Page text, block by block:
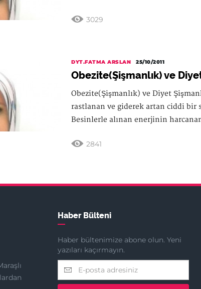
3029
DYT.FATMA ARSLAN 25/10/2011
Obezite(Şişmanlık) ve
Obezite(Şişmanlık) ve Diyet
rastlanan ve giderek artan ciddi bir
Besinlerle alınan enerjinin
2841
Haber Bülteni
Haber bültenimize abone olun. Yeni
yazıları kaçırmayın.